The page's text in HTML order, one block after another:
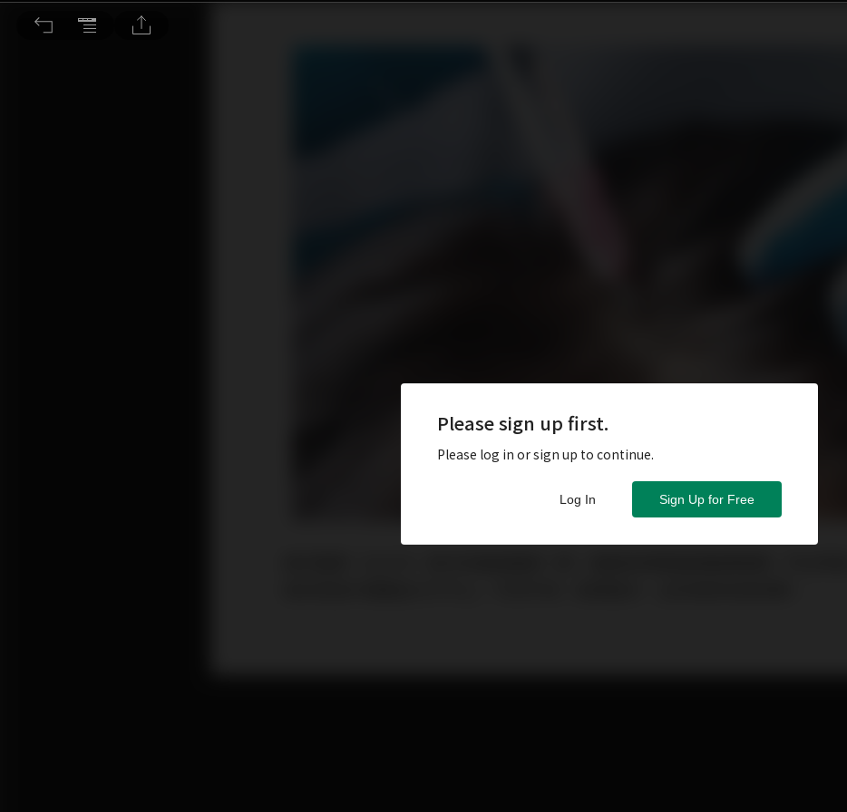
植髮醫療一哥 雍禾醫療低吸良機
Please sign up first.
Please log in or sign up to continue.
Sign Up for Free
Log In